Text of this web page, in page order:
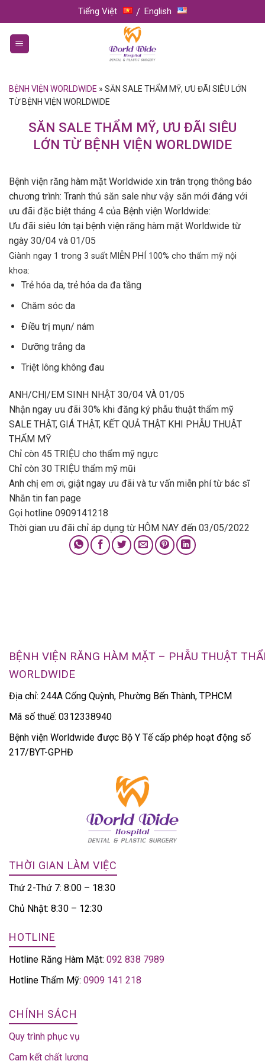
to
content
Tiếng Việt English
BỆNH VIỆN WORLDWIDE » SĂN SALE THẨM MỸ, ƯU ĐÃI SIÊU LỚN
TỪ BỆNH VIỆN WORLDWIDE
SĂN SALE THẨM MỸ, ƯU ĐÃI SIÊU
LỚN TỪ BỆNH VIỆN WORLDWIDE
Bệnh viện răng hàm mặt Worldwide xin trân trọng thông báo
chương trình: Tranh thủ săn sale như vậy săn mới đáng với
ưu đãi đặc biệt tháng 4 của Bệnh viện Worldwide:
Ưu đãi siêu lớn tại bệnh viện răng hàm mặt Worldwide từ
ngày 30/04 và 01/05
Giành ngay 1 trong 3 suất MIỄN PHÍ 100% cho thẩm mỹ nội
khoa:
Trẻ hóa da, trẻ hóa da đa tầng
Chăm sóc da
Điều trị mụn/ nám
Dưỡng trắng da
Triệt lông không đau
ANH/CHỊ/EM SINH NHẬT 30/04 VÀ 01/05
Nhận ngay ưu đãi 30% khi đăng ký phẫu thuật thẩm mỹ
SALE THẬT, GIÁ THẬT, KẾT QUẢ THẬT KHI PHẪU THUẬT
THẨM MỸ
Chỉ còn 45 TRIỆU cho thẩm mỹ ngực
Chỉ còn 30 TRIỆU thẩm mỹ mũi
Anh chị em ơi, giật ngay ưu đãi và tư vấn miễn phí từ bác sĩ
Nhắn tin fan page
Gọi hotline 0909141218
Thời gian ưu đãi chỉ áp dụng từ HÔM NAY đến 03/05/2022
BỆNH VIỆN RĂNG HÀM MẶT – PHẪU THUẬT
WORLDWIDE
Địa chỉ: 244A Cống Quỳnh, Phường Bến Thành, TP.HCM
Mã số thuế: 0312338940
Bệnh viện Worldwide được Bộ Y Tế cấp phép hoạt động số
217/BYT-GPHĐ
THỜI GIAN LÀM VIỆC
Thứ 2-Thứ 7: 8:00 – 18:30
Chủ Nhật: 8:30 – 12:30
HOTLINE
Hotline Răng Hàm Mặt: 092 838 7989
Hotline Thẩm Mỹ: 0909 141 218
CHÍNH SÁCH
Quy trình phục vụ
Cam kết chất lượng